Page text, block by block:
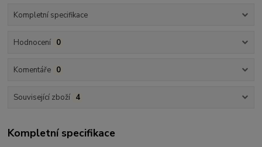
Kompletní specifikace
Hodnocení 0
Komentáře 0
Související zboží 4
Kompletní specifikace